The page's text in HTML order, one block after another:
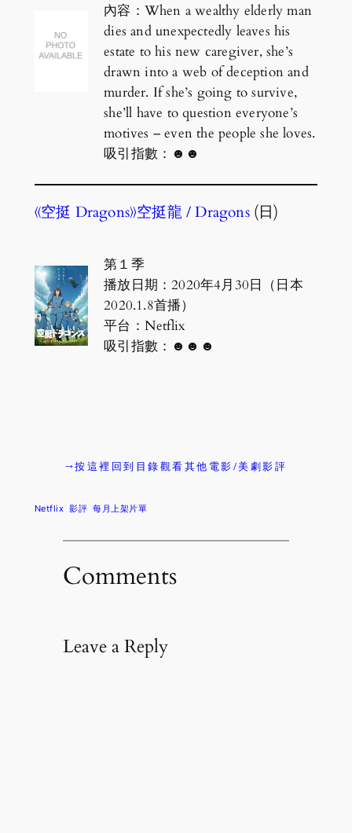
內容：When a wealthy elderly man
dies and unexpectedly leaves his
estate to his new caregiver, she’s
drawn into a web of deception and
murder. If she’s going to survive,
she’ll have to question everyone’s
motives – even the people she loves.
吸引指數：☻☻
《空挺 Dragons》空挺龍 / Dragons(日)
第１季
播放日期：2020年4月30日（日本
2020.1.8首播）
平台：Netflix
吸引指數：☻☻☻
→按這裡回到目錄觀看其他電影/美劇影評
Netflix 影評 每月上架片單
Comments
Leave a Reply